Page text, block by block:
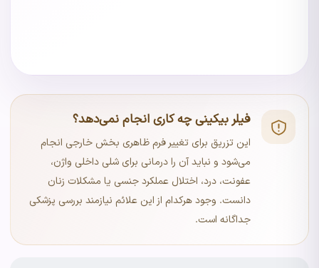
فیلر بیکینی چه کاری انجام نمی‌دهد؟
این تزریق برای تغییر فرم ظاهری بخش خارجی انجام
می‌شود و نباید آن را درمانی برای شلی داخلی واژن،
عفونت، درد، اختلال عملکرد جنسی یا مشکلات زنان
دانست. وجود هرکدام از این علائم نیازمند بررسی پزشکی
جداگانه است.